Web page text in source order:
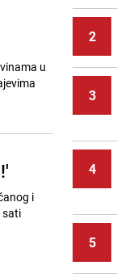
u
i
sati
2
3
4
5